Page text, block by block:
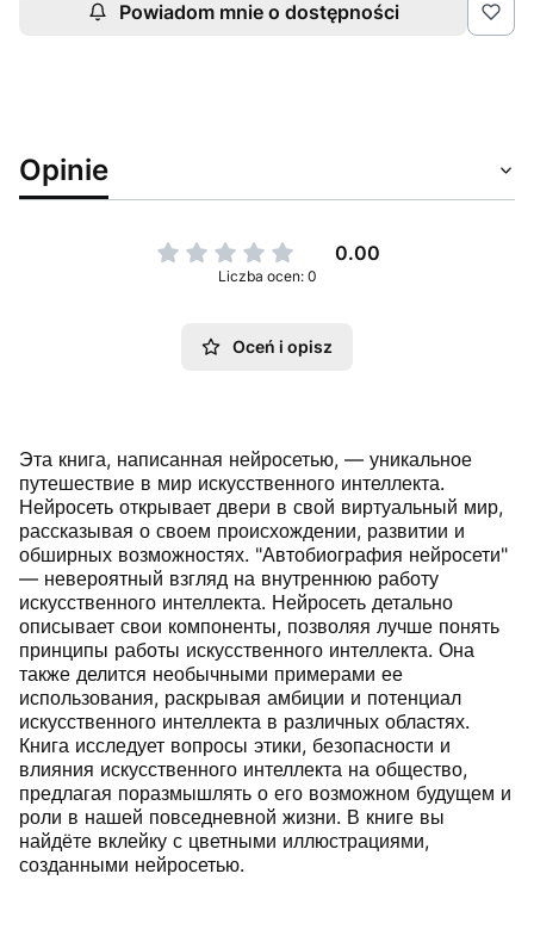
Powiadom mnie o dostępności
Opinie
0.00
Liczba ocen: 0
Oceń i opisz
Эта книга, написанная нейросетью, — уникальное
путешествие в мир искусственного интеллекта.
Нейросеть открывает двери в свой виртуальный мир,
рассказывая о своем происхождении, развитии и
обширных возможностях. "Автобиография нейросети"
— невероятный взгляд на внутреннюю работу
искусственного интеллекта. Нейросеть детально
описывает свои компоненты, позволяя лучше понять
принципы работы искусственного интеллекта. Она
также делится необычными примерами ее
использования, раскрывая амбиции и потенциал
искусственного интеллекта в различных областях.
Книга исследует вопросы этики, безопасности и
влияния искусственного интеллекта на общество,
предлагая поразмышлять о его возможном будущем и
роли в нашей повседневной жизни. В книге вы
найдёте вклейку с цветными иллюстрациями,
созданными нейросетью.